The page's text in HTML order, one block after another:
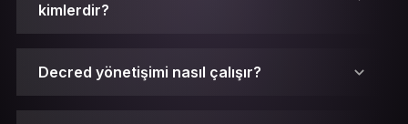
kimlerdir?
Decred yönetişimi nasıl çalışır?